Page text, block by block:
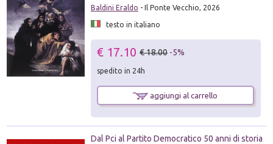
Baldini Eraldo - Il Ponte Vecchio, 2026
testo in italiano
€ 17.10 € 18.00 -5%
spedito in 24h
aggiungi al carrello
Dal Pci al Partito Democratico 50 anni di storia